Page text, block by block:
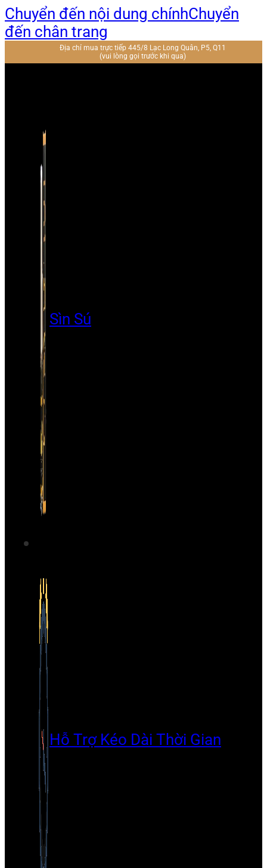
Chuyển đến nội dung chínhChuyển
đến chân trang
Địa chỉ mua trực tiếp 445/8 Lạc Long Quân, P5, Q11
(vui lòng gọi trước khi qua)
Sìn Sú
Hỗ Trợ Kéo Dài Thời Gian